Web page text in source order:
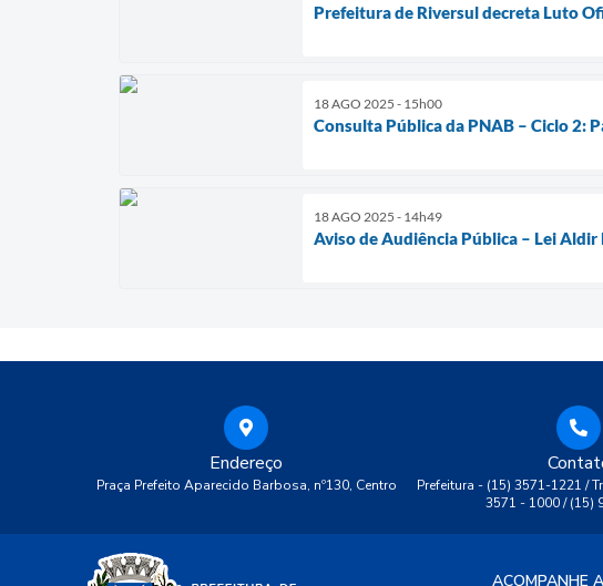
Prefeitura de Riversul decreta Luto
18 AGO 2025 - 15h00
Consulta Pública da PNAB – Ciclo 2:
18 AGO 2025 - 14h49
Aviso de Audiência Pública – Lei Aldir
Endereço
Praça Prefeito Aparecido Barbosa, nº130, Centro
Prefeitura - (15) 3571-1221 /
3571 - 1000 / (15)
ACOMPANHE